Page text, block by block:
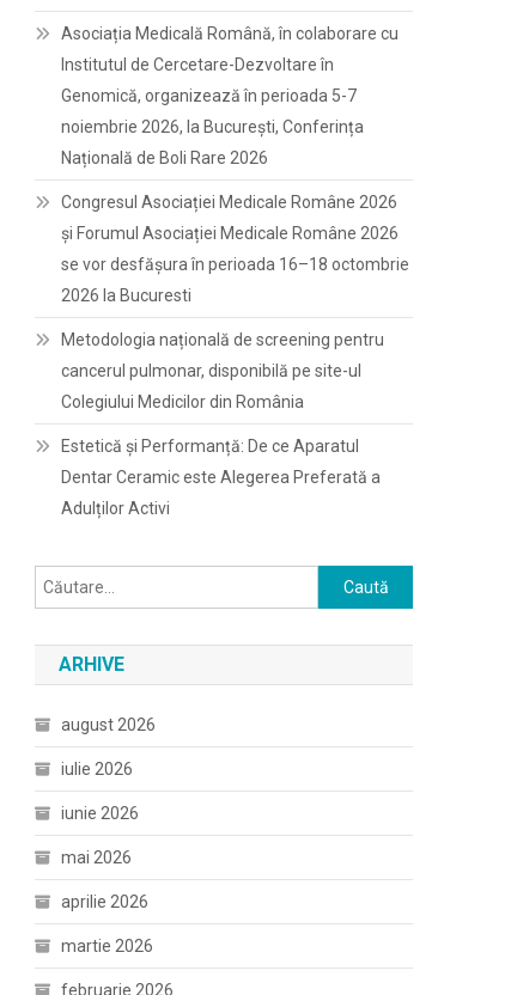
Asociația Medicală Română, în colaborare cu
Institutul de Cercetare-Dezvoltare în
Genomică, organizează în perioada 5-7
noiembrie 2026, la București, Conferința
Națională de Boli Rare 2026
Congresul Asociației Medicale Române 2026
și Forumul Asociației Medicale Române 2026
se vor desfășura în perioada 16–18 octombrie
2026 la Bucuresti
Metodologia națională de screening pentru
cancerul pulmonar, disponibilă pe site-ul
Colegiului Medicilor din România
Estetică și Performanță: De ce Aparatul
Dentar Ceramic este Alegerea Preferată a
Adulților Activi
Caută
după:
ARHIVE
august 2026
iulie 2026
iunie 2026
mai 2026
aprilie 2026
martie 2026
februarie 2026